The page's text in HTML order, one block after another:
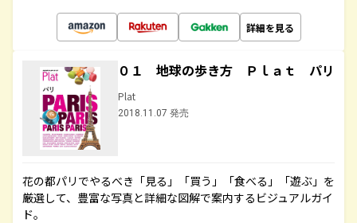
詳細を見る
０１ 地球の歩き方 Ｐｌａｔ パリ
Plat
2018.11.07 発売
花の都パリでやるべき「見る」「買う」「食べる」「遊ぶ」を
厳選して、豊富な写真と詳細な図解で案内するビジュアルガイ
ド。